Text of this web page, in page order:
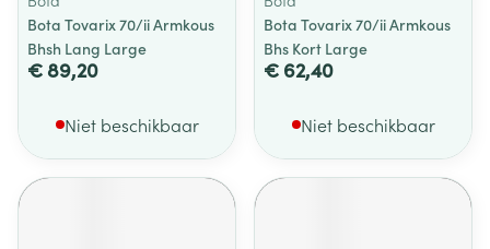
Bota Tovarix 70/ii Armkous
Bhsh Lang Large
€ 89,20
Niet beschikbaar
Bota Tovarix 70/ii Armkous
Bhs Kort Large
€ 62,40
Niet beschikbaar